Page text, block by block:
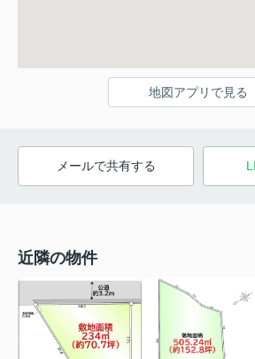
地図アプリで見る
メールで共有する
近隣の物件